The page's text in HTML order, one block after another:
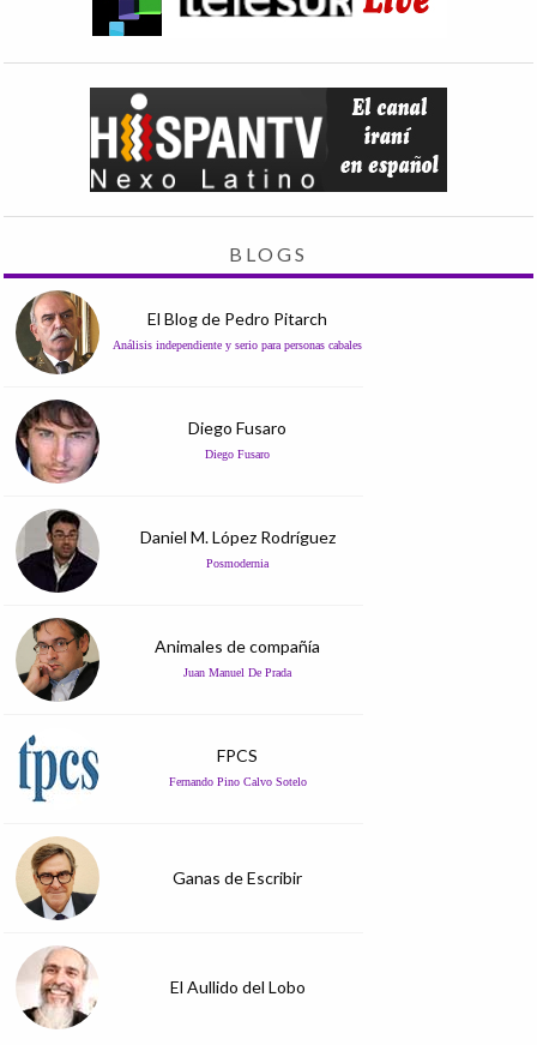
BLOGS
El Blog de Pedro Pitarch
Análisis independiente y serio para personas cabales
Diego Fusaro
Diego Fusaro
Daniel M. López Rodríguez
Posmodernia
Animales de compañía
Juan Manuel De Prada
FPCS
Fernando Pino Calvo Sotelo
Ganas de Escribir
El Aullido del Lobo